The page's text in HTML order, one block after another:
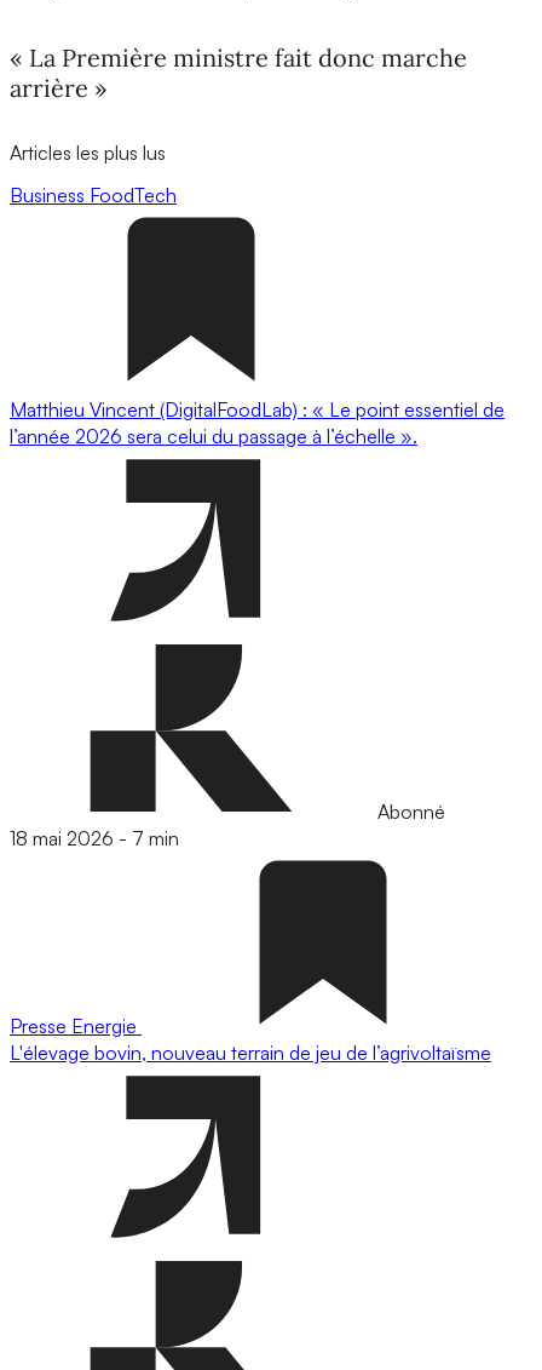
« La Première ministre fait donc marche
arrière »
Articles les plus lus
Business FoodTech
Matthieu Vincent (DigitalFoodLab) : « Le point essentiel de
l’année 2026 sera celui du passage à l’échelle ».
Abonné
18 mai 2026 - 7 min
Presse Energie
L'élevage bovin, nouveau terrain de jeu de l’agrivoltaïsme